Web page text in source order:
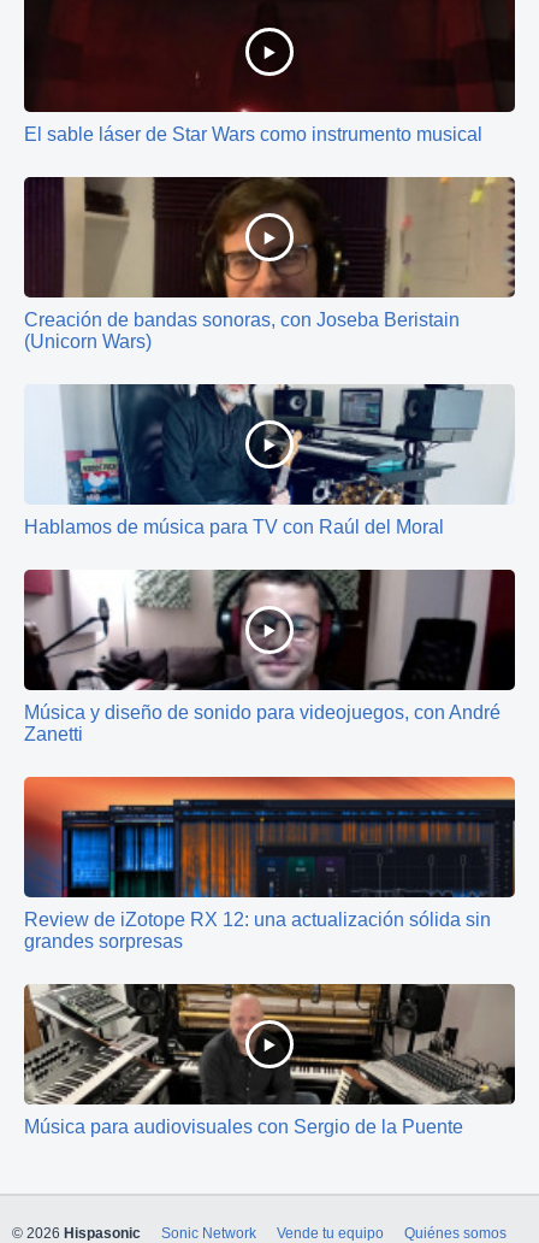
El sable láser de Star Wars como instrumento musical
Creación de bandas sonoras, con Joseba Beristain
(Unicorn Wars)
Hablamos de música para TV con Raúl del Moral
Música y diseño de sonido para videojuegos, con André
Zanetti
Review de iZotope RX 12: una actualización sólida sin
grandes sorpresas
Música para audiovisuales con Sergio de la Puente
© 2026 Hispasonic Sonic Network Vende tu equipo Quiénes somos